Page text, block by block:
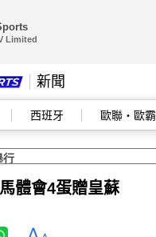
Limited
新聞
西班牙 歐聯‧歐霸
體會4蛋贈皇蘇